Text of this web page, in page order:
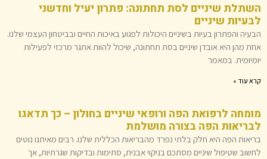
השתלת שיניים לסת תחתונה: פתרון יעיל וחדשני
לבעיות שיניים
הבעיה והפתרון בעיות בשיניים היכולות לפגוע באיכות החיים ובביטחון העצמי שלנו.
אחת מהן היא אובדן שיניים בסת תחתונה, שיכול להוות אתגר מרכזי לפעילות
יומיומית. במאמר
קרא עוד »
מומחה לרפואת הפה ורופאי שיניים בחולון – כך תדאגו
לבריאות הפה בצורה מושלמת
בריאות הפה היא חלק בלתי נפרד מהבריאות הכללית שלנו. רבים מאיתנו נוטים
לחשוב שטיפול שיניים מסתכם בניקוי אבנית, סתימות ובדיקות שגרתיות, אך